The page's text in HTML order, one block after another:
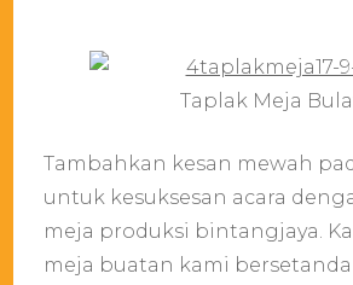
Taplak Meja
Tambahkan kesan mewah
untuk kesuksesan acara
meja produksi bintangjaya.
meja buatan kami